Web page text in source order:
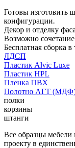
Готовы изготовить
конфигурации.
Декор и отделку
Возможно
Бесплатная сборка
ЛДСП
Пластик Alvic Luxe
Пластик HPL
Пленка ПВХ
Полотно АГТ
полки
корзины
штанги
Все образцы
проекту в